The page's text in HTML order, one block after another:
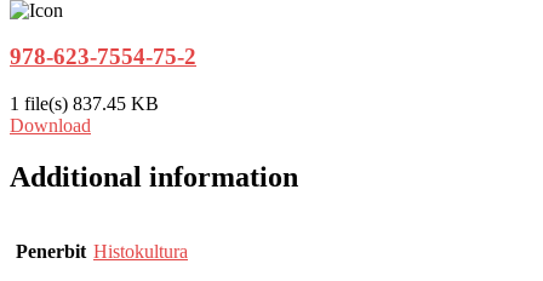
978-623-7554-75-2
1 file(s) 837.45 KB
Download
Additional information
Penerbit Histokultura